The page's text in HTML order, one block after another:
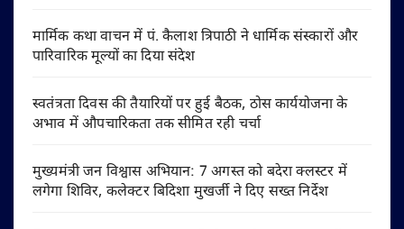
मार्मिक कथा वाचन में पं. कैलाश त्रिपाठी ने धार्मिक संस्कारों और
पारिवारिक मूल्यों का दिया संदेश
स्वतंत्रता दिवस की तैयारियों पर हुई बैठक, ठोस कार्ययोजना के
अभाव में औपचारिकता तक सीमित रही चर्चा
मुख्यमंत्री जन विश्वास अभियान: 7 अगस्त को बदेरा क्लस्टर में
लगेगा शिविर, कलेक्टर बिदिशा मुखर्जी ने दिए सख्त निर्देश